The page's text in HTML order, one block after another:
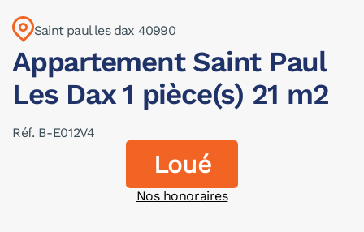
Saint paul les dax 40990
Appartement Saint Paul
Les Dax 1 pièce(s) 21 m2
Réf. B-E012V4
Loué
Nos honoraires